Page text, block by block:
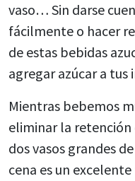
vaso… Sin darse
fácilmente o hacer
de estas bebidas
agregar azúcar a tus
Mientras bebemos
eliminar la retención
dos vasos grandes
cena es un